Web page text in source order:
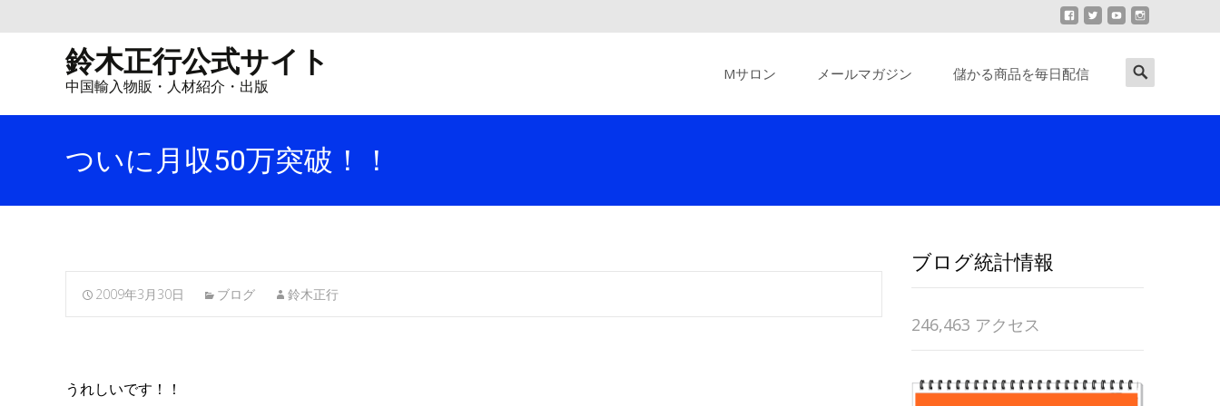
鈴木正行公式サイト
中国輸入物販・人材紹介・出版
Mサロン メールマガジン 儲かる商品を毎日配信
Search
ついに月収50万突破！！
2009年3月30日 ブログ 鈴木正行
うれしいです！！
ブログ統計情報
246,463 アクセス